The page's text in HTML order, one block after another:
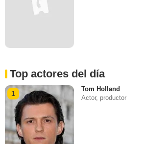
Top actores del día
1
Tom Holland
Actor, productor